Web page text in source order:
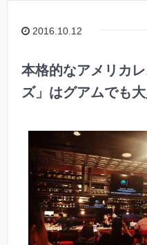
2016.10.12
本格的なアメリカ
ズ」はグアムでも大